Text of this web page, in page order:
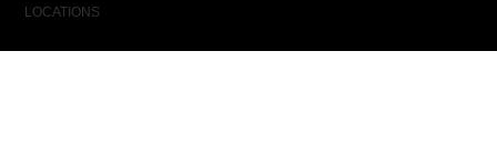
LOCATIONS